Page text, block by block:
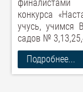
финалистами
конкурса
учусь, учимся
садов №
Подробнее...